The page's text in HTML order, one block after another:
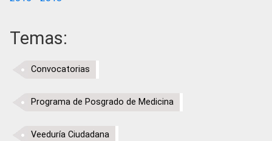
Temas:
Convocatorias
Programa de Posgrado de Medicina
Veeduría Ciudadana